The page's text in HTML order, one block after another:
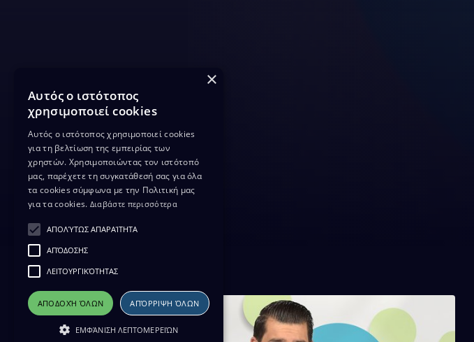
×
Αυτός ο ιστότοπος
χρησιμοποιεί cookies
Αυτός ο ιστότοπος χρησιμοποιεί cookies
για τη βελτίωση της εμπειρίας των
χρηστών. Χρησιμοποιώντας τον ιστότοπό
μας, παρέχετε τη συγκατάθεσή σας για όλα
τα cookies σύμφωνα με την Πολιτική μας
για τα cookies. Διαβάστε περισσότερα
ΑΠΟΛΎΤΩΣ ΑΠΑΡΑΊΤΗΤΑ
ΑΠΌΔΟΣΗΣ
ΛΕΙΤΟΥΡΓΙΚΌΤΗΤΑΣ
ΑΠΟΔΟΧΉ ΌΛΩΝ ΑΠΌΡΡΙΨΗ ΌΛΩΝ
ΕΜΦΆΝΙΣΗ ΛΕΠΤΟΜΕΡΕΙΏΝ